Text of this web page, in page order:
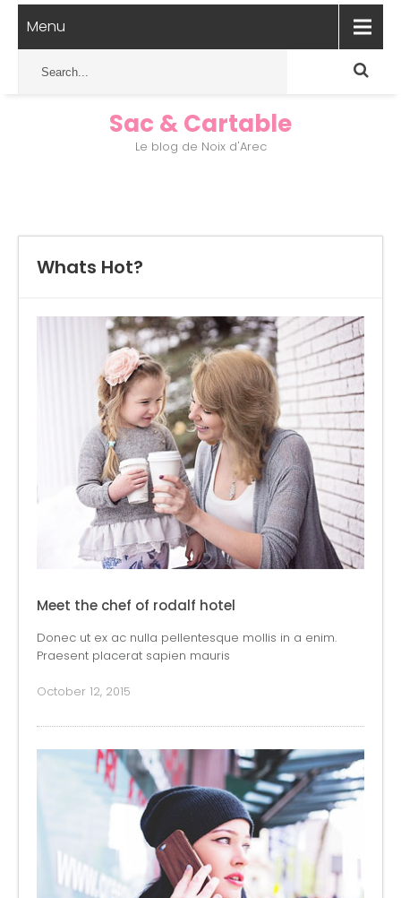
Menu
Sac & Cartable
Le blog de Noix d'Arec
Whats Hot?
Meet the chef of rodalf hotel
Donec ut ex ac nulla pellentesque mollis in a enim.
Praesent placerat sapien mauris
October 12, 2015